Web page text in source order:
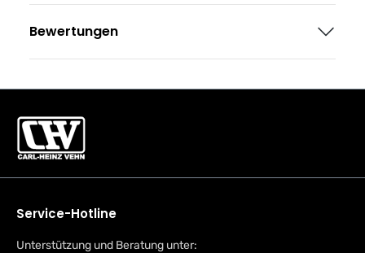
Bewertungen
Service-Hotline
Unterstützung und Beratung unter: